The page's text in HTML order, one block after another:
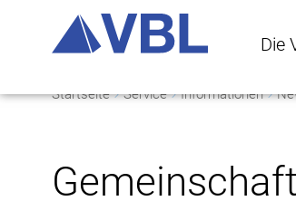
Die
Startseite Service Informationen